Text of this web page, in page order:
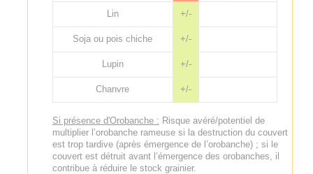
Lin
+/-
Soja ou pois chiche +/-
Lupin +/-
Chanvre +/-
Si présence d'Orobanche : Risque avéré/potentiel de
multiplier l’orobanche rameuse si la destruction du couvert
est trop tardive (après émergence de l’orobanche) ; si le
couvert est détruit avant l’émergence des orobanches, il
contribue à réduire le stock grainier.